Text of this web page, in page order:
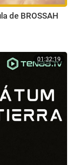
de BROSSAH
01:32:19